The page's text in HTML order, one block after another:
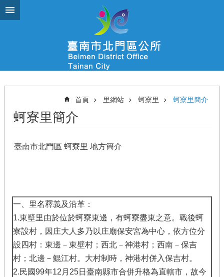
跳到主要內容區塊
首頁 里網站 蚵寮里 蚵寮里簡介
蚵寮里簡介
臺南市北門區 蚵寮里 地方簡介
一、里名釋義及沿革：
1.東壁里由於位於蚵寮東邊，有蚵寮盡東之意。戰後蚵
寮設村，因庄大人多乃以庄廟保安宮為中心，依方位分
設四村：東邊－東壁村；西北－神港村；西南－保吉
村；北邊－鯤江村。大村制時，神港村併入保吉村。
2.民國99年12月25日臺南縣市合併升格為直轄市，故今